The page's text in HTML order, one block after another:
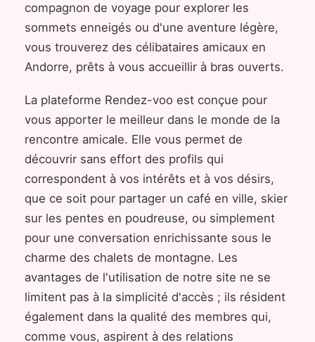
compagnon de voyage pour explorer les
sommets enneigés ou d'une aventure légère,
vous trouverez des célibataires amicaux en
Andorre, prêts à vous accueillir à bras ouverts.
La plateforme Rendez-voo est conçue pour
vous apporter le meilleur dans le monde de la
rencontre amicale. Elle vous permet de
découvrir sans effort des profils qui
correspondent à vos intérêts et à vos désirs,
que ce soit pour partager un café en ville, skier
sur les pentes en poudreuse, ou simplement
pour une conversation enrichissante sous le
charme des chalets de montagne. Les
avantages de l'utilisation de notre site ne se
limitent pas à la simplicité d'accès ; ils résident
également dans la qualité des membres qui,
comme vous, aspirent à des relations